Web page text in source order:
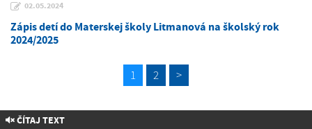
02.05.2024
Zápis detí do Materskej školy Litmanová na školský rok
2024/2025
1 2 >
ČÍTAJ TEXT